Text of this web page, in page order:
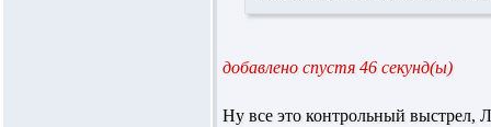
добавлено спустя 46 секунд(ы)
Ну все это контрольный